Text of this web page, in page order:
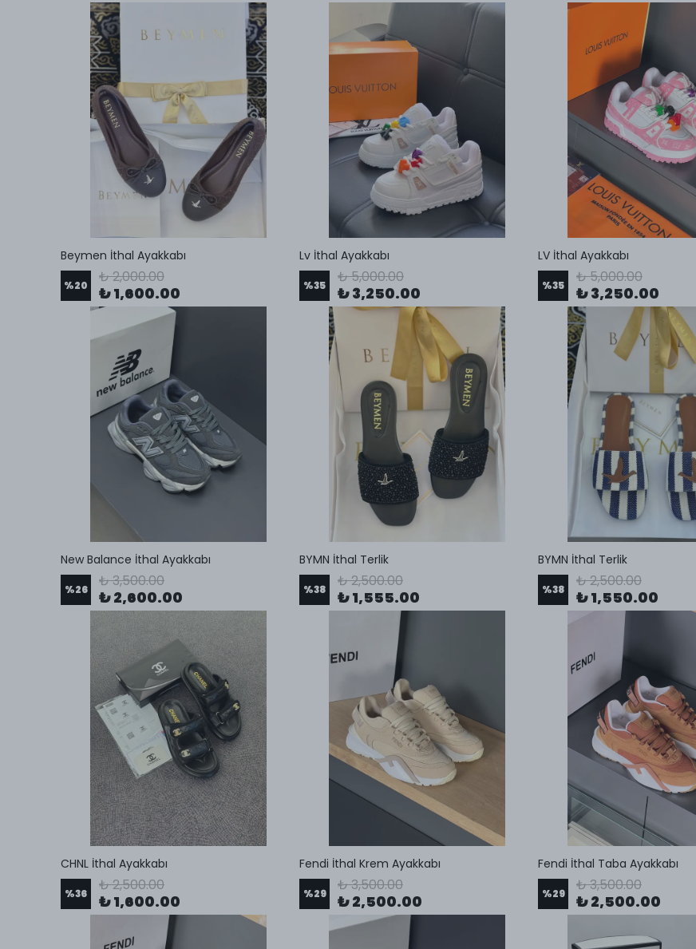
Beymen İthal Ayakkabı
%20 ₺ 2,000.00
₺ 1,600.00
Lv İthal Ayakkabı
%35 ₺ 5,000.00
₺ 3,250.00
LV İthal Ayakkabı
%35 ₺ 5,000.00
₺ 3,250.00
New Balance İthal Ayakkabı
%26 ₺ 3,500.00
₺ 2,600.00
BYMN İthal Terlik
%38 ₺ 2,500.00
₺ 1,555.00
BYMN İthal Terlik
%38 ₺ 2,500.00
₺ 1,550.00
CHNL İthal Ayakkabı
%36 ₺ 2,500.00
₺ 1,600.00
Fendi İthal Krem Ayakkabı
%29 ₺ 3,500.00
₺ 2,500.00
Fendi İthal Taba Ayakkabı
%29 ₺ 3,500.00
₺ 2,500.00